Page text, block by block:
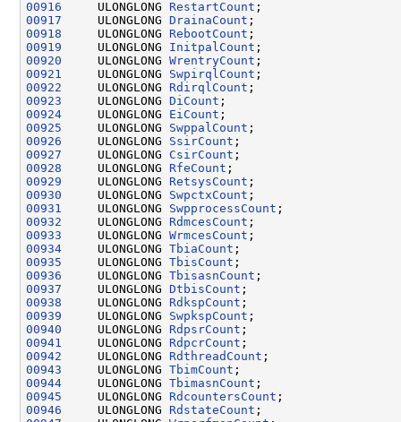
00916
     ULONGLONG
RestartCount
00917
     ULONGLONG
DrainaCount
00918
     ULONGLONG
RebootCount
00919
     ULONGLONG
InitpalCount
00920
     ULONGLONG
WrentryCount
00921
     ULONGLONG
SwpirqlCount
00922
     ULONGLONG
RdirqlCount
00923
     ULONGLONG
DiCount
00924
     ULONGLONG
EiCount
00925
     ULONGLONG
SwppalCount
00926
     ULONGLONG
SsirCount
00927
     ULONGLONG
CsirCount
00928
     ULONGLONG
RfeCount
00929
     ULONGLONG
RetsysCount
00930
     ULONGLONG
SwpctxCount
00931
     ULONGLONG
SwpprocessCount
00932
     ULONGLONG
RdmcesCount
00933
     ULONGLONG
WrmcesCount
00934
     ULONGLONG
TbiaCount
00935
     ULONGLONG
TbisCount
00936
     ULONGLONG
TbisasnCount
00937
     ULONGLONG
DtbisCount
00938
     ULONGLONG
RdkspCount
00939
     ULONGLONG
SwpkspCount
00940
     ULONGLONG
RdpsrCount
00941
     ULONGLONG
RdpcrCount
00942
     ULONGLONG
RdthreadCount
00943
     ULONGLONG
TbimCount
00944
     ULONGLONG
TbimasnCount
00945
     ULONGLONG
RdcountersCount
00946
     ULONGLONG
RdstateCount